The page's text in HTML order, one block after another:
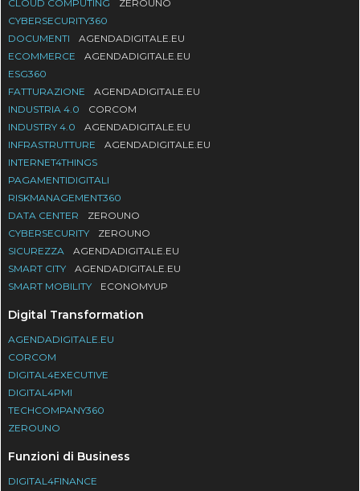
CLOUD COMPUTING
ZEROUNO
CYBERSECURITY360
DOCUMENTI
AGENDADIGITALE.EU
ECOMMERCE
AGENDADIGITALE.EU
ESG360
FATTURAZIONE
AGENDADIGITALE.EU
INDUSTRIA 4.0
CORCOM
INDUSTRY 4.0
AGENDADIGITALE.EU
INFRASTRUTTURE
AGENDADIGITALE.EU
INTERNET4THINGS
PAGAMENTIDIGITALI
RISKMANAGEMENT360
DATA CENTER
ZEROUNO
CYBERSECURITY
ZEROUNO
SICUREZZA
AGENDADIGITALE.EU
SMART CITY
AGENDADIGITALE.EU
SMART MOBILITY
ECONOMYUP
Digital Transformation
AGENDADIGITALE.EU
CORCOM
DIGITAL4EXECUTIVE
DIGITAL4PMI
TECHCOMPANY360
ZEROUNO
Funzioni di Business
DIGITAL4FINANCE